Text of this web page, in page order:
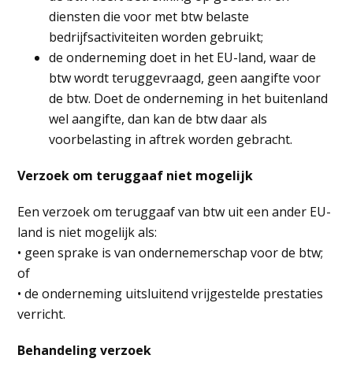
diensten die voor met btw belaste
bedrijfsactiviteiten worden gebruikt;
de onderneming doet in het EU-land, waar de
btw wordt teruggevraagd, geen aangifte voor
de btw. Doet de onderneming in het buitenland
wel aangifte, dan kan de btw daar als
voorbelasting in aftrek worden gebracht.
Verzoek om teruggaaf niet mogelijk
Een verzoek om teruggaaf van btw uit een ander EU-
land is niet mogelijk als:
• geen sprake is van ondernemerschap voor de btw;
of
• de onderneming uitsluitend vrijgestelde prestaties
verricht.
Behandeling verzoek